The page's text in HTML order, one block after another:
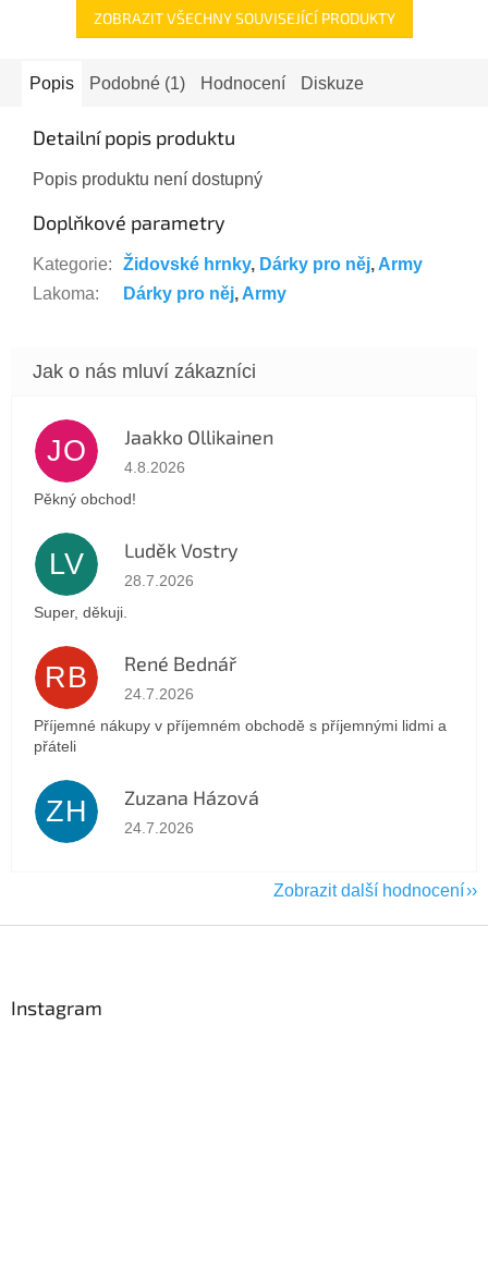
ZOBRAZIT VŠECHNY SOUVISEJÍCÍ PRODUKTY
Popis Podobné (1) Hodnocení Diskuze
Detailní popis produktu
Popis produktu není dostupný
Doplňkové parametry
Kategorie: Židovské hrnky, Dárky pro něj, Army
Lakoma: Dárky pro něj, Army
JO Jaakko Ollikainen
Hodnocení obchodu je 5 z 5 hvězdiček.
4.8.2026
Pěkný obchod!
LV Luděk Vostry
Hodnocení obchodu je 5 z 5 hvězdiček.
28.7.2026
Super, děkuji.
RB René Bednář
Hodnocení obchodu je 5 z 5 hvězdiček.
24.7.2026
Příjemné nákupy v příjemném obchodě s příjemnými lidmi a
přáteli
ZH Zuzana Házová
Hodnocení obchodu je 5 z 5 hvězdiček.
24.7.2026
Zobrazit další hodnocení
Instagram